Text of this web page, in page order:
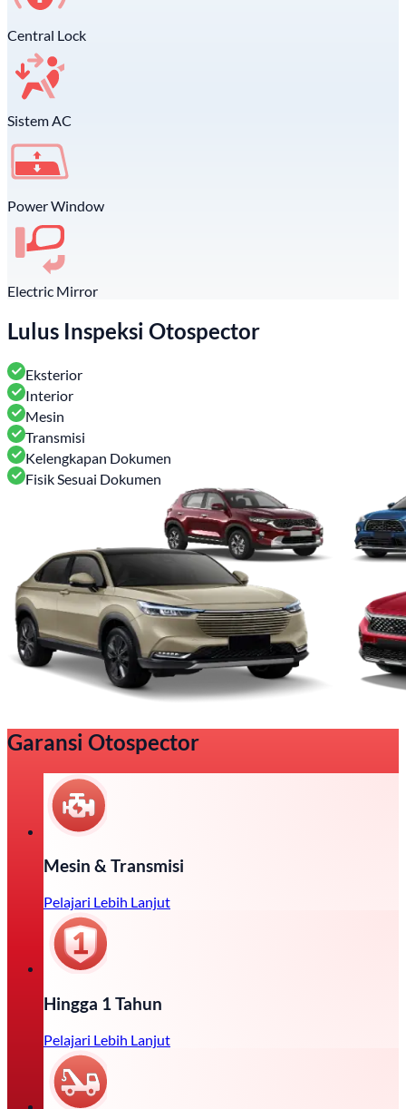
Central Lock
Sistem AC
Power Window
Electric Mirror
Lulus Inspeksi Otospector
Eksterior
Interior
Mesin
Transmisi
Kelengkapan Dokumen
Fisik Sesuai Dokumen
Garansi Otospector
Mesin & Transmisi
Pelajari Lebih Lanjut
Hingga 1 Tahun
Pelajari Lebih Lanjut